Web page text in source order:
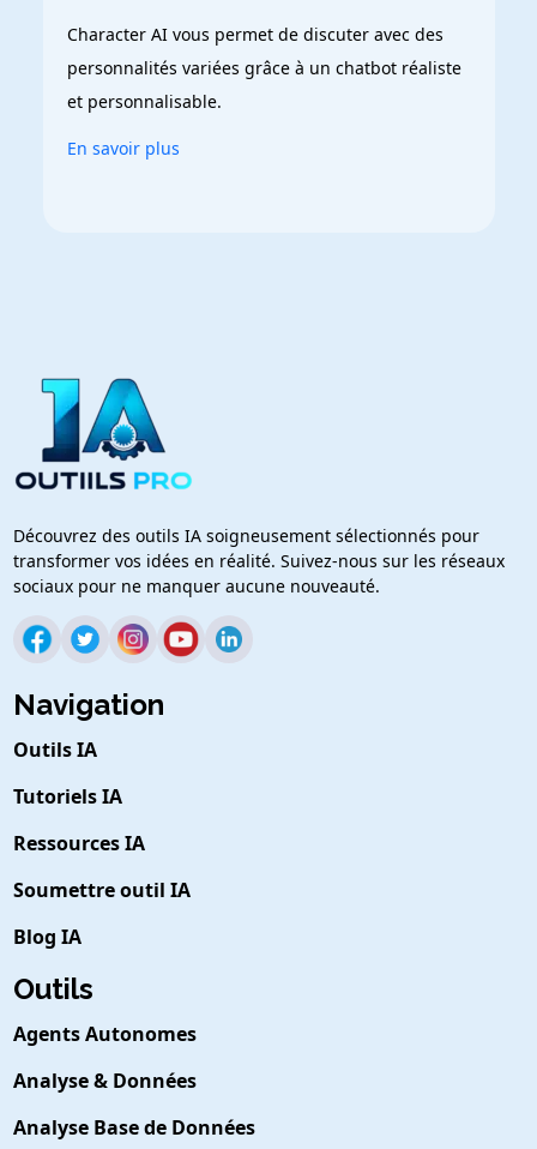
Character AI vous permet de discuter avec des
personnalités variées grâce à un chatbot réaliste
et personnalisable.
En savoir plus
Découvrez des outils IA soigneusement sélectionnés pour
transformer vos idées en réalité. Suivez-nous sur les réseaux
sociaux pour ne manquer aucune nouveauté.
Navigation
Outils IA
Tutoriels IA
Ressources IA
Soumettre outil IA
Blog IA
Outils
Agents Autonomes
Analyse & Données
Analyse Base de Données